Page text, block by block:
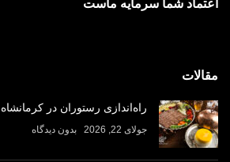
اعتماد شما سرمایه ماست
مقالات
راه‌اندازی رستوران در کرمانشاه
جولای 22, 2026 بدون دیدگاه